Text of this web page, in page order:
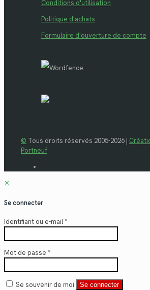
Conditions d'utilisation
Politique d'achats
Formulaire d'ouverture de compte
© Tous droits réservés 2005-2026 |
Portneuf
✕
Se connecter
Identifiant ou e-mail*
Mot de passe *
Se souvenir de moi Se connecter